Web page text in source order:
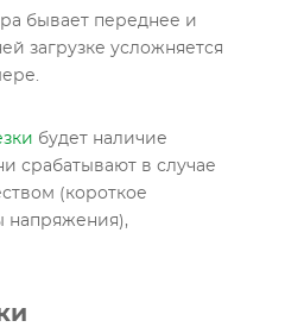
бывает переднее и
загрузке усложняется
будет наличие
срабатывают в случае
(короткое
напряжения),